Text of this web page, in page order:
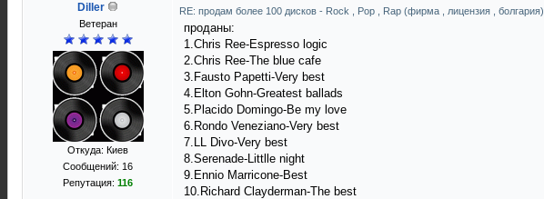
Diller
Ветеран
Откуда: Киев
Сообщений: 16
Репутация: 116
RE: продам более 100 дисков - Rock , Pop , Rap (фирма , лицензия , болгария)
проданы:
1.Chris Ree-Espresso logic
2.Chris Ree-The blue cafe
3.Fausto Papetti-Very best
4.Elton Gohn-Greatest ballads
5.Placido Domingo-Be my love
6.Rondo Veneziano-Very best
7.LL Divo-Very best
8.Serenade-Littlle night
9.Ennio Marricone-Best
10.Richard Clayderman-The best